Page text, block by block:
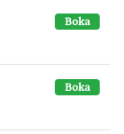
Boka
Boka